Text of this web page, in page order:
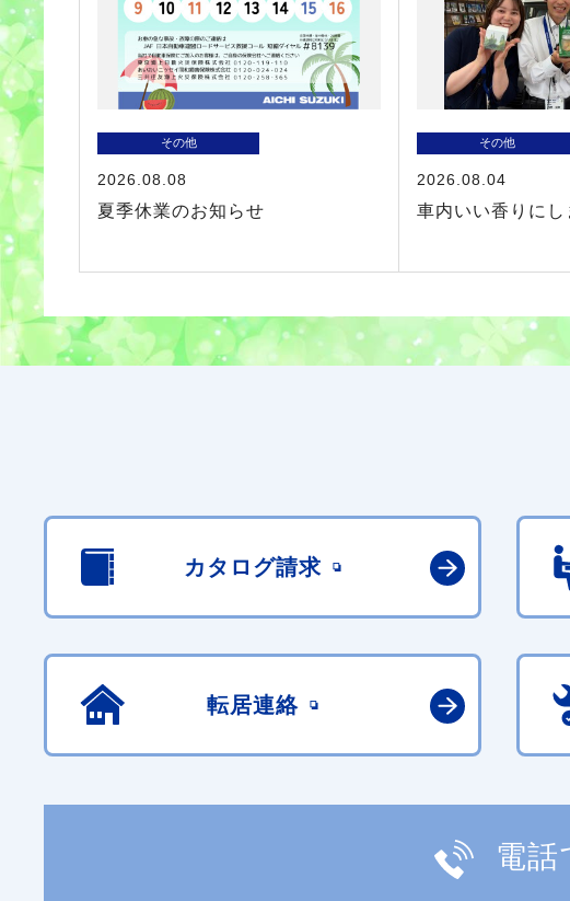
その他
2026.08.08
夏季休業のお知らせ
その他
2026.08.04
車内いい香りにし
カタログ請求
転居連絡
電話